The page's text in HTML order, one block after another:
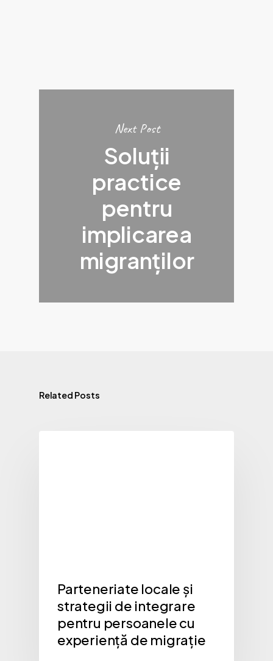
Next Post
Soluții
practice
pentru
implicarea
migranților
Related Posts
Parteneriate locale și
strategii de integrare
pentru persoanele cu
experiență de migrație